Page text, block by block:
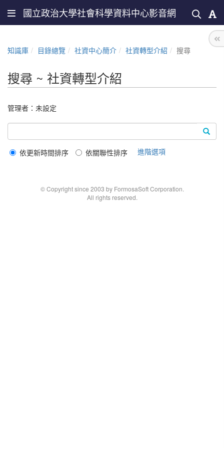
國立政治大學社會科學資料中心影音網
知識庫 目錄總覽 社資中心簡介 社資轉型介紹 搜尋
搜尋 ~ 社資轉型介紹
管理者：未設定
依更新時間排序 依關聯性排序 進階選項
© Copyright since 2003 by FormosaSoft Corporation.
All rights reserved.